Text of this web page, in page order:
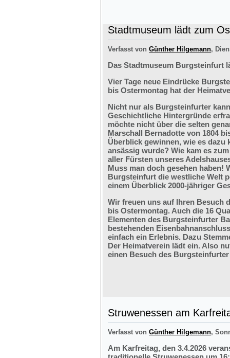
Stadtmuseum lädt zum
Verfasst von Günther Hilgemann,
Das Stadtmuseum Burgsteinfurt
Vier Tage neue Eindrücke
bis Ostermontag hat der
Nicht nur als Burgsteinfurter
Geschichtliche Hintergründe
möchte nicht über die selten
Marschall Bernadotte von 1804
Überblick gewinnen, wie es dazu
ansässig wurde? Wie kam es
aller Fürsten unseres
Muss man doch gesehen haben!
Burgsteinfurt die westliche Welt
einem Überblick 2000-jähriger
Wir freuen uns auf Ihren Besuch
bis Ostermontag. Auch die 16
Elementen des Burgsteinfurter
bestehenden
einfach ein Erlebnis. Dazu
Der Heimatverein lädt ein. Also
einen Besuch des
Struwenessen am
Verfasst von Günther Hilgemann,
Am Karfreitag, den 3.4.2026